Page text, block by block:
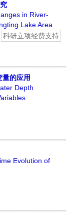
in River-
Lake Area
科研立项经费支持
的应用
Depth
Evolution of